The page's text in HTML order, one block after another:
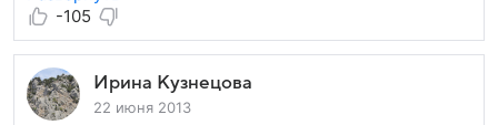
кого. Это обыгранный свисток. Я тоже так умею.
Лосевские пороги. Он поймет, я по лицу вижу.
-105
Ирина Кузнецова
22 июня 2013